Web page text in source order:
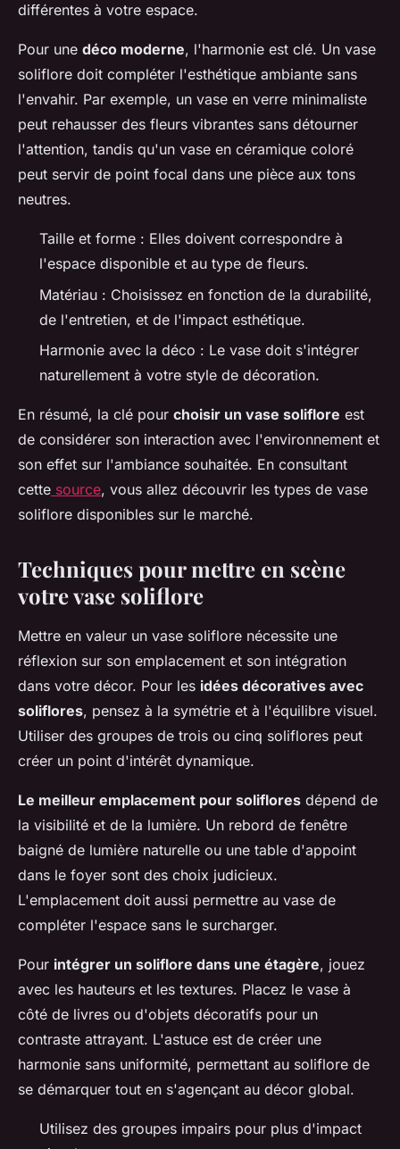
différentes à votre espace.
Pour une déco moderne, l'harmonie est clé. Un vase
soliflore doit compléter l'esthétique ambiante sans
l'envahir. Par exemple, un vase en verre minimaliste
peut rehausser des fleurs vibrantes sans détourner
l'attention, tandis qu'un vase en céramique coloré
peut servir de point focal dans une pièce aux tons
neutres.
Taille et forme : Elles doivent correspondre à
l'espace disponible et au type de fleurs.
Matériau : Choisissez en fonction de la durabilité,
de l'entretien, et de l'impact esthétique.
Harmonie avec la déco : Le vase doit s'intégrer
naturellement à votre style de décoration.
En résumé, la clé pour choisir un vase soliflore est
de considérer son interaction avec l'environnement et
son effet sur l'ambiance souhaitée. En consultant
cette source, vous allez découvrir les types de vase
soliflore disponibles sur le marché.
Techniques pour mettre en scène
votre vase soliflore
Mettre en valeur un vase soliflore nécessite une
réflexion sur son emplacement et son intégration
dans votre décor. Pour les idées décoratives avec
soliflores, pensez à la symétrie et à l'équilibre visuel.
Utiliser des groupes de trois ou cinq soliflores peut
créer un point d'intérêt dynamique.
Le meilleur emplacement pour soliflores dépend de
la visibilité et de la lumière. Un rebord de fenêtre
baigné de lumière naturelle ou une table d'appoint
dans le foyer sont des choix judicieux.
L'emplacement doit aussi permettre au vase de
compléter l'espace sans le surcharger.
Pour intégrer un soliflore dans une étagère, jouez
avec les hauteurs et les textures. Placez le vase à
côté de livres ou d'objets décoratifs pour un
contraste attrayant. L'astuce est de créer une
harmonie sans uniformité, permettant au soliflore de
se démarquer tout en s'agençant au décor global.
Utilisez des groupes impairs pour plus d'impact